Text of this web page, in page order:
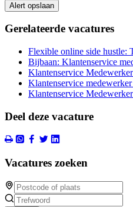
Alert opslaan
Gerelateerde vacatures
Flexible online side hustle:
Bijbaan: Klantenservice
Klantenservice
Klantenservice
Klantenservice
Deel deze vacature
Vacatures zoeken